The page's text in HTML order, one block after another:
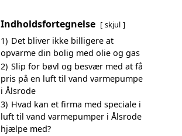
Indholdsfortegnelse skjul
1) Det bliver ikke billigere at
opvarme din bolig med olie og gas
2) Slip for bøvl og besvær med at få
pris på en luft til vand varmepumpe
i Ålsrode
3) Hvad kan et firma med speciale i
luft til vand varmepumper i Ålsrode
hjælpe med?